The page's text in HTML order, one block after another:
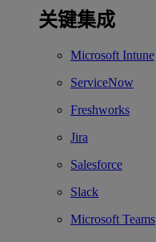
关键集成
Microsoft Intune
ServiceNow
Freshworks
Jira
Salesforce
Slack
Microsoft Teams